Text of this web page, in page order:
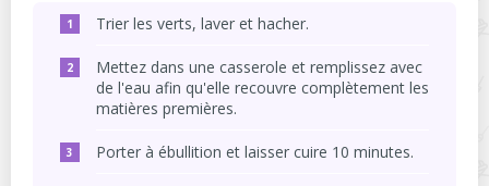
Trier les verts, laver et hacher.
Mettez dans une casserole et remplissez avec
de l'eau afin qu'elle recouvre complètement les
matières premières.
Porter à ébullition et laisser cuire 10 minutes.